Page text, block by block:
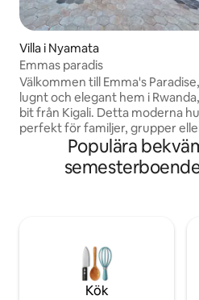
Villa i Nyamata
Emmas paradis
Välkommen till Emma's
lugnt och elegant hem i
bit från Kigali. Detta moderna
perfekt för familjer, grupper
resenärer som är ute efter
avkoppling och erbjuder
varm atmosfär och ett lugnt
Emma's Paradise lätt att nå och
perfekta stället att koppla av på
hektisk dag.
Populära
Kök